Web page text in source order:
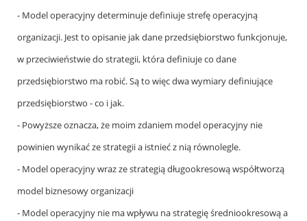
- Model operacyjny determinuje definiuje strefę operacyjną
organizacji. Jest to opisanie jak dane przedsiębiorstwo funkcjonuje,
w przeciwieństwie do strategii, która definiuje co dane
przedsiębiorstwo ma robić. Są to więc dwa wymiary definiujące
przedsiębiorstwo - co i jak.
- Powyższe oznacza, że moim zdaniem model operacyjny nie
powinien wynikać ze strategii a istnieć z nią równolegle.
- Model operacyjny wraz ze strategią długookresową współtworzą
model biznesowy organizacji
- Model operacyjny nie ma wpływu na strategię średniookresową a